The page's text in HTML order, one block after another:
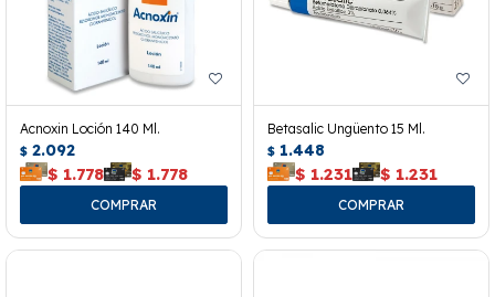
Acnoxin Loción 140 Ml.
$ 2.092
$ 1.778 $ 1.778
Betasalic Ungüento 15 Ml.
$ 1.448
$ 1.231 $ 1.231